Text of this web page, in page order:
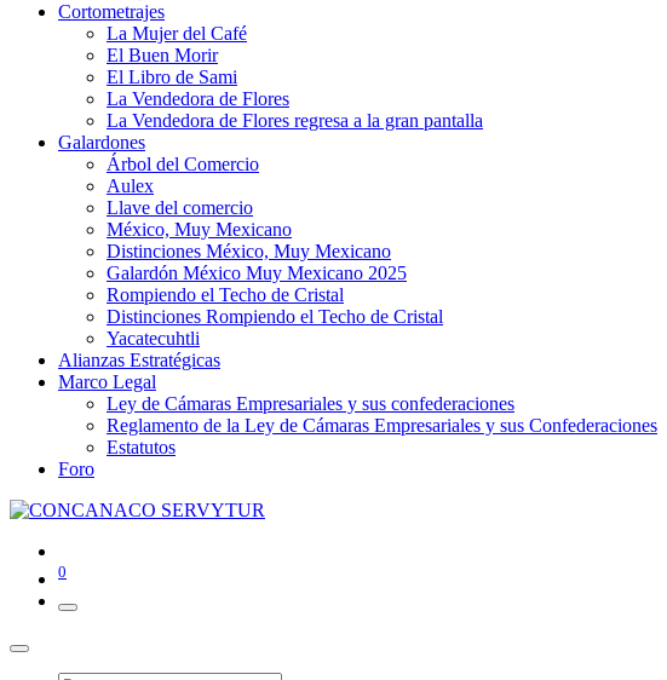
Cortometrajes
La Mujer del Café
El Buen Morir
El Libro de Sami
La Vendedora de Flores
La Vendedora de Flores regresa a la gran pantalla
Galardones
Árbol del Comercio
Aulex
Llave del comercio
México, Muy Mexicano
Distinciones México, Muy Mexicano
Galardón México Muy Mexicano 2025
Rompiendo el Techo de Cristal
Distinciones Rompiendo el Techo de Cristal
Yacatecuhtli
Alianzas Estratégicas
Marco Legal
Ley de Cámaras Empresariales y sus confederaciones
Reglamento de la Ley de Cámaras Empresariales y sus Confederaciones
Estatutos
Foro
0